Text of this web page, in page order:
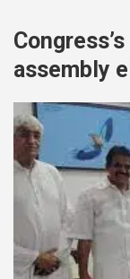
assembly